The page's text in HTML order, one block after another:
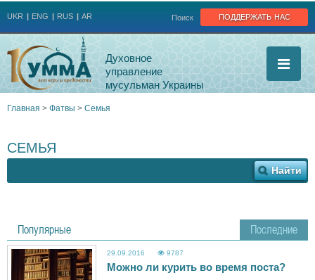
поддержать нас
Поиск
UKR ENG RUS AR
Духовное
управление
мусульман Украины
здесь
Главная > Фатвы > Семья
СЕМЬЯ
Популярные Последние
29.09.2016 9787
Можно ли курить во время поста?